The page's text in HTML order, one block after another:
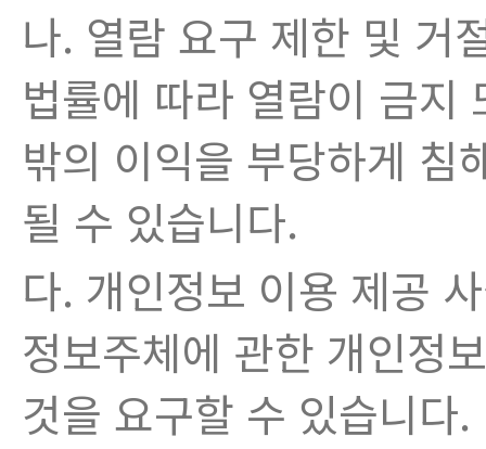
나. 열람 요구 제한 및 거
법률에 따라 열람이 금지
밖의 이익을 부당하게 침
될 수 있습니다.
다. 개인정보 이용 제공
정보주체에 관한 개인정
것을 요구할 수 있습니다.